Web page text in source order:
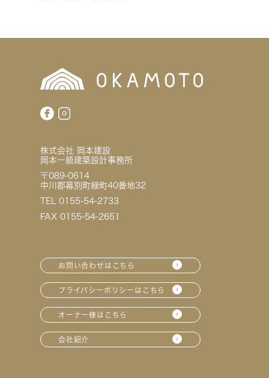
株式会社 岡本建設
岡本一級建築設計事務所
〒089-0614
中川郡幕別町緑町40番地32
TEL 0155-54-2733
FAX 0155-54-2651
お問い合わせはこちら
プライバシーポリシーはこちら
オーナー様はこちら
会社紹介